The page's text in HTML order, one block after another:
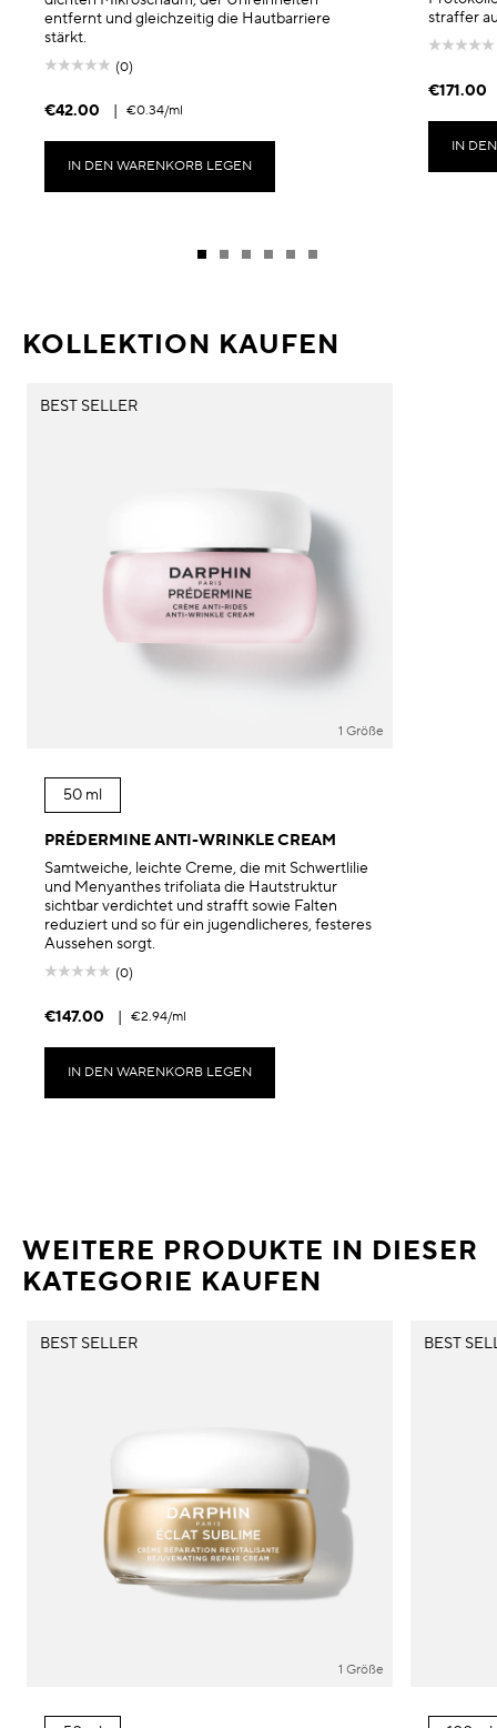
entfernt und gleichzeitig die Hautbarriere
stärkt.
(0)
€42.00 | €0.34/ml
IN DEN WARENKORB LEGEN
straffer
€171.00
IN
KOLLEKTION KAUFEN
BEST SELLER
1 Größe
50 ml
PRÉDERMINE ANTI-WRINKLE CREAM
Samtweiche, leichte Creme, die mit Schwertlilie
und Menyanthes trifoliata die Hautstruktur
sichtbar verdichtet und strafft sowie Falten
reduziert und so für ein jugendlicheres, festeres
Aussehen sorgt.
(0)
€147.00 | €2.94/ml
IN DEN WARENKORB LEGEN
WEITERE PRODUKTE IN DIESER
KATEGORIE KAUFEN
BEST SELLER
1 Größe
BEST